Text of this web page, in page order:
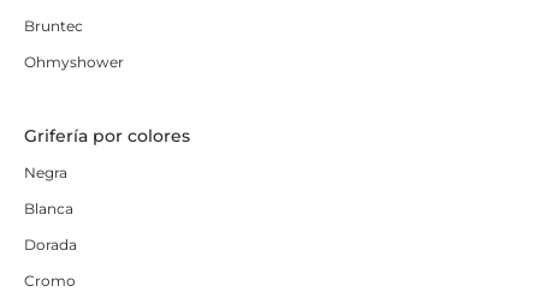
Bruntec
Ohmyshower
Grifería por colores
Negra
Blanca
Dorada
Cromo